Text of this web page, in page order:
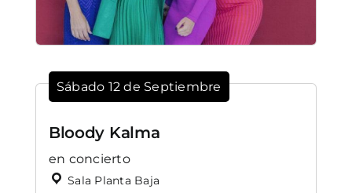
Sábado 12 de Septiembre
Bloody Kalma
en concierto
Sala Planta Baja